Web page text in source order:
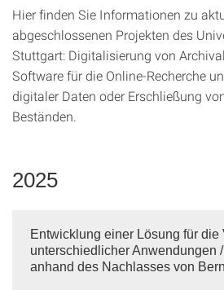
Hier finden Sie Informationen zu
abgeschlossenen Projekten des
Stuttgart: Digitalisierung von
Software für die Online-Recherche
digitaler Daten oder Erschließung
Beständen.
2025
Entwicklung einer Lösung für die
unterschiedlicher Anwendungen
anhand des Nachlasses von